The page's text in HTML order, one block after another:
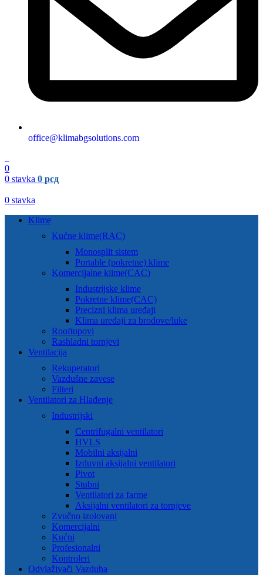
office@klimabgsolutions.com
0
0 stavka 0 рсд
0 stavka
Klime
Kućne klime(RAC)
Monosplit sistem
Portable (pokretne) klime
Komercijalne klime(CAC)
Industrijske klime
Pokretne klime(CAC)
Precizni klima uređaji
Klima uređaji za brodove/luke
Rooftopovi
Rashladni tornjevi
Ventilacija
Rekuperatori
Vazdušne zavese
Filteri
Ventilatori za Hlađenje
Industrijski
Centrifugalni ventilatori
HVLS
Mobilni aksijalni
Izduvni aksijalni ventilatori
Pivot
Stubni
Ventilatori za farme
Aksijalni ventilatori za tornjeve
Zvučno izolovani
Komercijalni
Kućni
Profesionalni
Kontroleri
Odvlaživači Vazduha